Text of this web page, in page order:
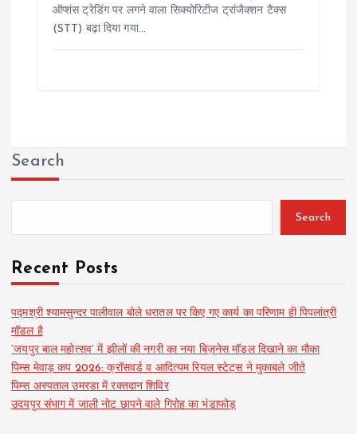
ऑप्शंस ट्रेडिंग पर लगने वाला सिक्योरिटीज ट्रांजैक्शन टैक्स
(STT) बढ़ा दिया गया…
Search
Search
Recent Posts
पद्मश्री श्यामसुन्दर पालीवाल बोले धरातल पर किए गए कार्य का परिणाम ही पिपलांत्री
मॉडल है
‘जयपुर बाल महोत्सव’ में झीलों की नगरी का नया बिज़नेस मॉडल दिखाने का मौका
पिम्स मेवाड़ कप 2026: क्रॉसवर्ड व आदित्यम रियल स्टेट्स ने मुकाबले जीते
पिम्स अस्पताल उमरडा में रक्तदान शिविर
उदयपुर संभाग में जाली नोट छापने वाले गिरोह का भंडाफोड़